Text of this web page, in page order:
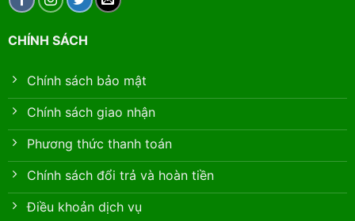
CHÍNH SÁCH
Chính sách bảo mật
Chính sách giao nhận
Phương thức thanh toán
Chính sách đổi trả và hoàn tiền
Điều khoản dịch vụ